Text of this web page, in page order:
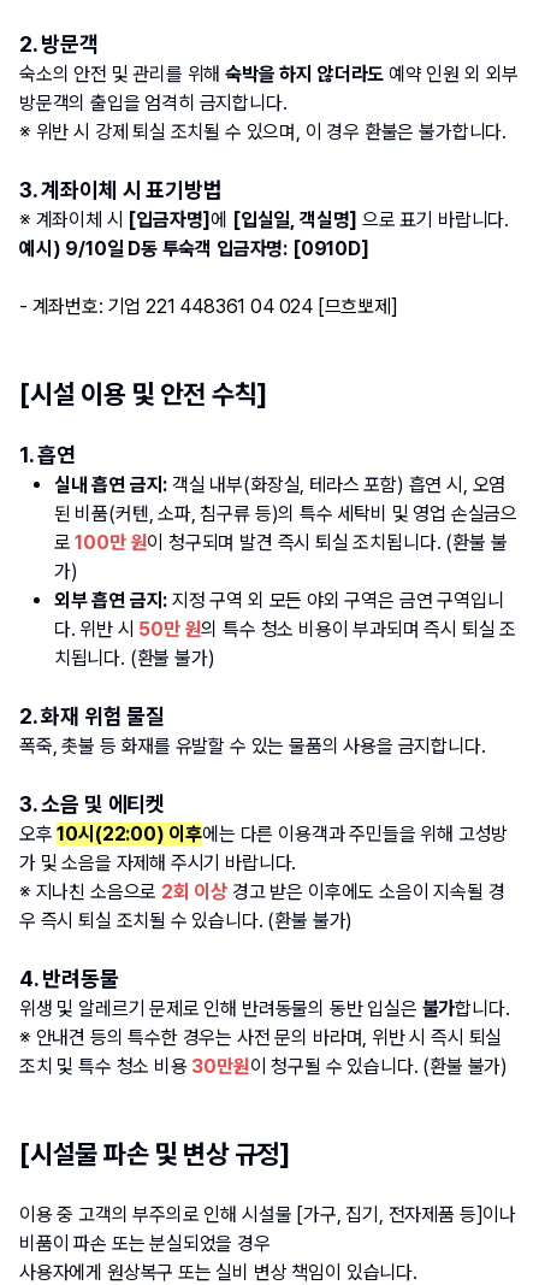
2. 방문객
숙소의 안전 및 관리를 위해 숙박을 하지 않더라도 예약 인원 외 외부
방문객의 출입을 엄격히 금지합니다.
※ 위반 시 강제 퇴실 조치될 수 있으며, 이 경우 환불은 불가합니다.
3. 계좌이체 시 표기방법
※ 계좌이체 시 [입금자명]에 [입실일, 객실명] 으로 표기 바랍니다.
예시) 9/10일 D동 투숙객 입금자명: [0910D]
- 계좌번호: 기업 221 448361 04 024 [므흐뽀제]
[시설 이용 및 안전 수칙]
1. 흡연
실내 흡연 금지: 객실 내부(화장실, 테라스 포함) 흡연 시, 오염
된 비품(커텐, 소파, 침구류 등)의 특수 세탁비 및 영업 손실금으
로 100만 원이 청구되며 발견 즉시 퇴실 조치됩니다. (환불 불
가)
외부 흡연 금지: 지정 구역 외 모든 야외 구역은 금연 구역입니
다. 위반 시 50만 원의 특수 청소 비용이 부과되며 즉시 퇴실 조
치됩니다. (환불 불가)
2. 화재 위험 물질
폭죽, 촛불 등 화재를 유발할 수 있는 물품의 사용을 금지합니다.
3. 소음 및 에티켓
오후 10시(22:00) 이후에는 다른 이용객과 주민들을 위해 고성방
가 및 소음을 자제해 주시기 바랍니다.
※ 지나친 소음으로 2회 이상 경고 받은 이후에도 소음이 지속될 경
우 즉시 퇴실 조치될 수 있습니다. (환불 불가)
4. 반려동물
위생 및 알레르기 문제로 인해 반려동물의 동반 입실은 불가합니다.
※ 안내견 등의 특수한 경우는 사전 문의 바라며, 위반 시 즉시 퇴실
조치 및 특수 청소 비용 30만원이 청구될 수 있습니다. (환불 불가)
[시설물 파손 및 변상 규정]
이용 중 고객의 부주의로 인해 시설물 [가구, 집기, 전자제품 등]이나
비품이 파손 또는 분실되었을 경우
사용자에게 원상복구 또는 실비 변상 책임이 있습니다.